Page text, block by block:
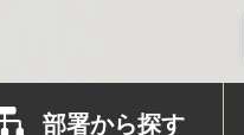
部署から探す